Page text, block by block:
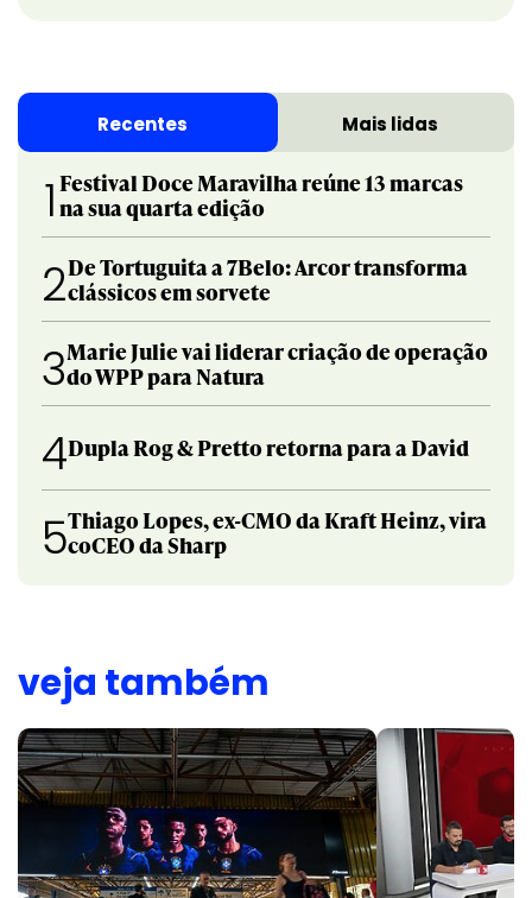
Recentes Mais lidas
1 Festival Doce Maravilha reúne 13 marcas
na sua quarta edição
2De Tortuguita a 7Belo: Arcor transforma
clássicos em sorvete
3Marie Julie vai liderar criação de operação
do WPP para Natura
4Dupla Rog & Pretto retorna para a David
5Thiago Lopes, ex-CMO da Kraft Heinz, vira
coCEO da Sharp
veja também